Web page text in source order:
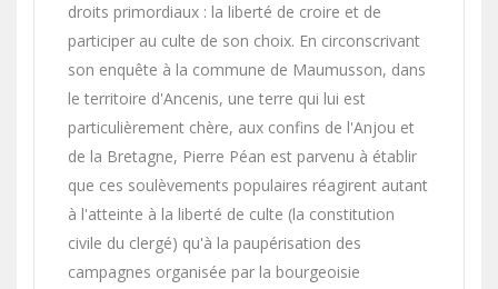
droits primordiaux : la liberté de croire et de
participer au culte de son choix. En circonscrivant
son enquête à la commune de Maumusson, dans
le territoire d'Ancenis, une terre qui lui est
particulièrement chère, aux confins de l'Anjou et
de la Bretagne, Pierre Péan est parvenu à établir
que ces soulèvements populaires réagirent autant
à l'atteinte à la liberté de culte (la constitution
civile du clergé) qu'à la paupérisation des
campagnes organisée par la bourgeoisie